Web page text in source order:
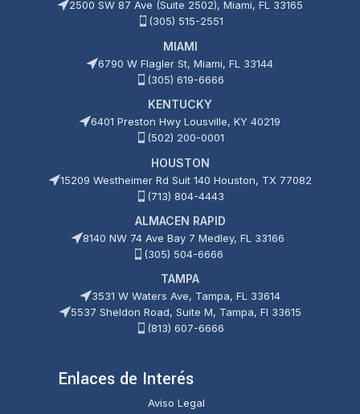
2500 SW 87 Ave (Suite 2502), Miami, FL 33165
(305) 515-2551
MIAMI
6790 W Flagler St, Miami, FL 33144
(305) 619-6666
KENTUCKY
6401 Preston Hwy Lousville, KY 40219
(502) 200-0001
HOUSTON
15209 Westheimer Rd Suit 140 Houston, TX 77082
(713) 804-4443
ALMACEN RAPID
8140 NW 74 Ave Bay 7 Medley, FL 33166
(305) 504-6666
TAMPA
3531 W Waters Ave, Tampa, FL 33614
5537 Sheldon Road, Suite M, Tampa, Fl 33615
(813) 607-6666
Enlaces de Interés
Aviso Legal